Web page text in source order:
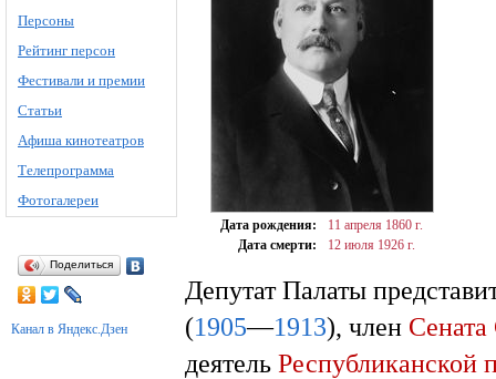
Персоны
Рейтинг персон
Фестивали и премии
Статьи
Афиша кинотеатров
Телепрограмма
Фотогалереи
Поделиться
Канал в Яндекс.Дзен
Дата рождения: 11 апреля 1860 г.
Дата смерти:
12 июля 1926 г.
Депутат Палаты
(1905—1913), член
деятель Республиканской